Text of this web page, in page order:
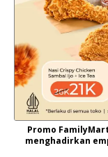
Promo FamilyMart
menghadirkan